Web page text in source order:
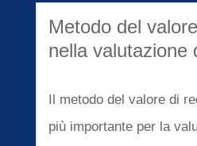
Metodo del
nella valutazione
Il metodo del valore di
più importante per la